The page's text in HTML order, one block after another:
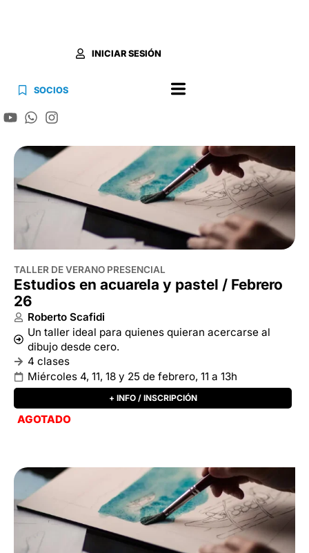
TALLER DE VERANO PRESENCIAL
Estudios en acuarela y pastel / Febrero
26
Roberto Scafidi
Un taller ideal para quienes quieran acercarse al
dibujo desde cero.
+ INFO / INSCRIPCIÓN
AGOTADO
TALLER DE VERANO PRESENCIAL
Estudios en acuarela y pastel / Enero 26
Roberto Scafidi
Un taller ideal para quienes quieran acercarse al
dibujo desde cero.
2 clases